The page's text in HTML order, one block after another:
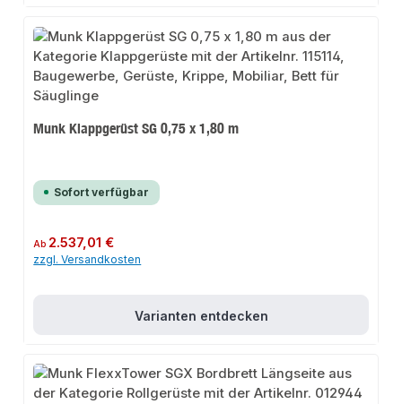
Munk Klappgerüst SG 0,75 x 1,80 m
Sofort verfügbar
Regulärer Preis:
Ab 2.537,01 €
zzgl. Versandkosten
Varianten entdecken